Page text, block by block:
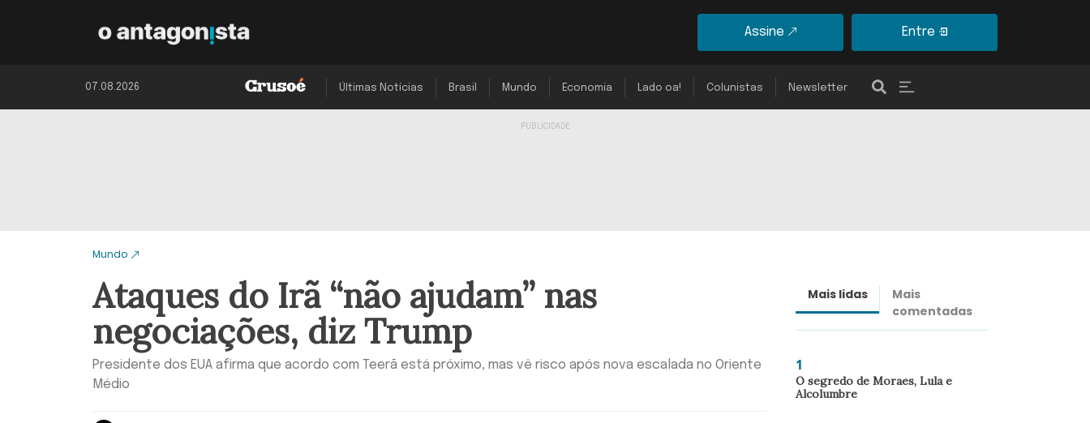
Assine Entre
07.08.2026 Últimas Notícias Brasil Mundo Economia Lado oa! Colunistas Newsletter
Mundo
Ataques do Irã “não ajudam” nas
negociações, diz Trump
Presidente dos EUA afirma que acordo com Teerã está próximo, mas vê risco após nova escalada no Oriente
Médio
Mais lidas
Mais
comentadas
1
O segredo de Moraes, Lula e
Alcolumbre